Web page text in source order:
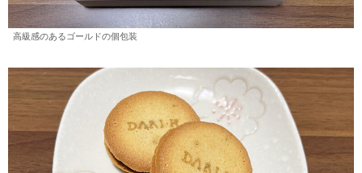
高級感のあるゴールドの個包装